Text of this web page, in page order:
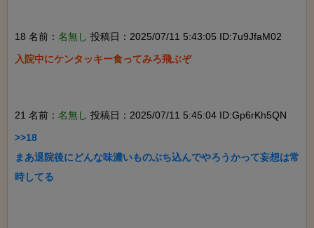
18 名前： 名無し 投稿日：2025/07/11 5:43:05 ID:7u9JfaM02
入院中にケンタッキー食ってみろ飛ぶぞ
21 名前： 名無し 投稿日：2025/07/11 5:45:04 ID:Gp6rKh5QN
>>18
まあ退院後にどんな味濃いものぶち込んでやろうかって妄想は常
時してる